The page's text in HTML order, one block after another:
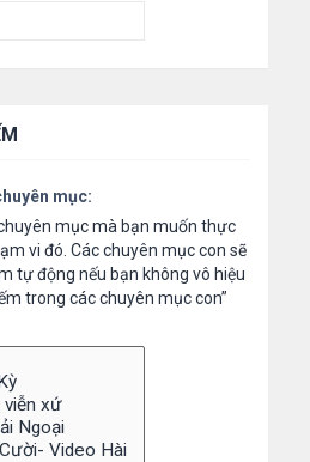
mục:
mục mà bạn muốn thực
vi đó. Các chuyên mục con sẽ
tự động nếu bạn không vô hiệu
trong các chuyên mục con”